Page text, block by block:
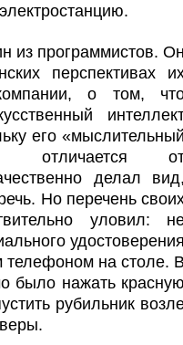
из программистов.
перспективах
о том,
его
отличается
делал
Но перечень
уловил:
телефоном на столе.
было нажать
рубильник